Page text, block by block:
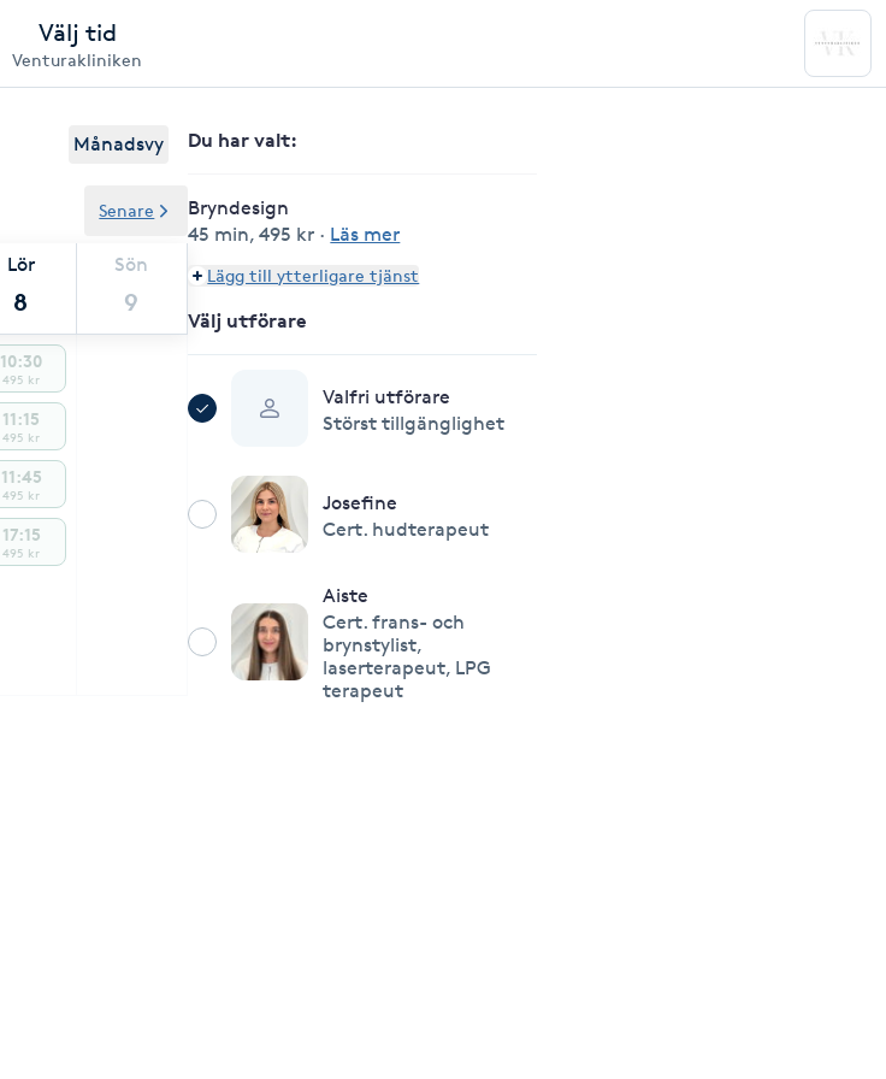
Välj tid
Venturakliniken
Månadsvy
Lör
8
Sön
9
Senare
10:30
495 kr
11:15
495 kr
11:45
495 kr
17:15
495 kr
Du har valt:
Bryndesign
45 min,495 kr · Läs mer
Lägg till ytterligare tjänst
Välj utförare
Valfri utförare
Störst tillgänglighet
Josefine
Cert. hudterapeut
Aiste
Cert. frans- och
brynstylist,
laserterapeut, LPG
terapeut